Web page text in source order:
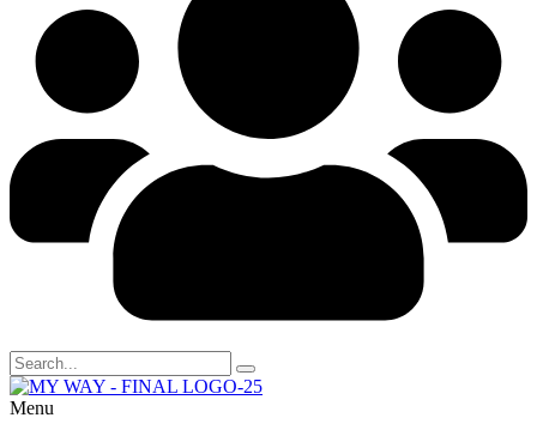
Menu